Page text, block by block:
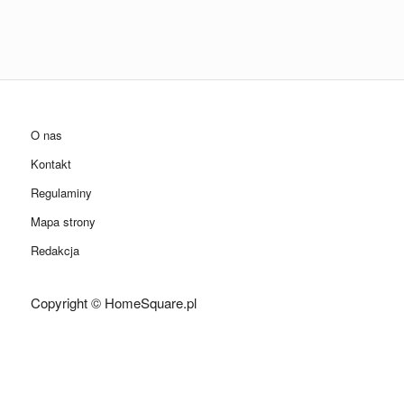
O nas
Kontakt
Regulaminy
Mapa strony
Redakcja
Copyright © HomeSquare.pl